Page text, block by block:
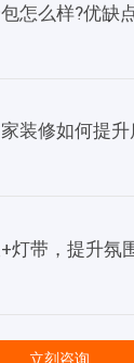
怎么样?优缺
立刻咨询